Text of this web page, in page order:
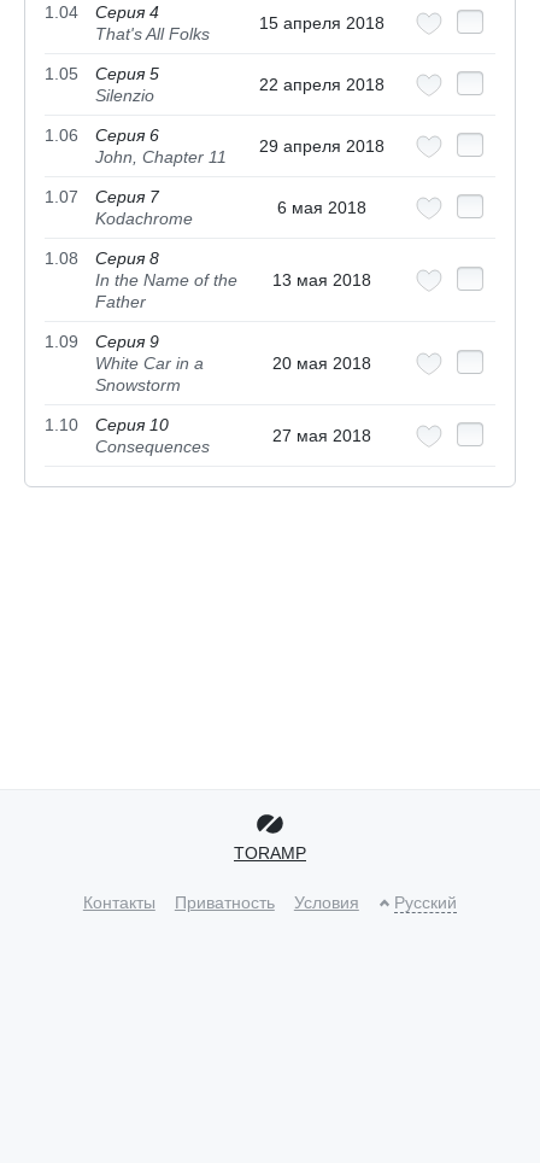
1.04
Серия 4
That's All Folks
15 апреля 2018
1.05
Серия 5
Silenzio
22 апреля 2018
1.06
Серия 6
John, Chapter 11
29 апреля 2018
1.07
Серия 7
Kodachrome
6 мая 2018
1.08
Серия 8
In the Name of the
Father
13 мая 2018
1.09
Серия 9
White Car in a
Snowstorm
20 мая 2018
1.10
Серия 10
Consequences
27 мая 2018
TORAMP
Контакты Приватность Условия Русский